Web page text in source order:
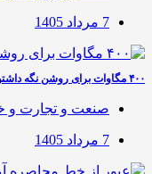
7 مرداد 1405
۴۰۰ مگاوات برای روشن نگه داشتن چراغ کسب‌وکار‌ها
صنعت و تجارت و
7 مرداد 1405